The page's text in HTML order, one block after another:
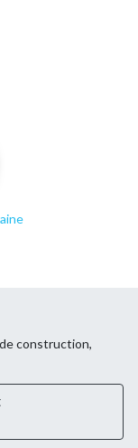
construction,